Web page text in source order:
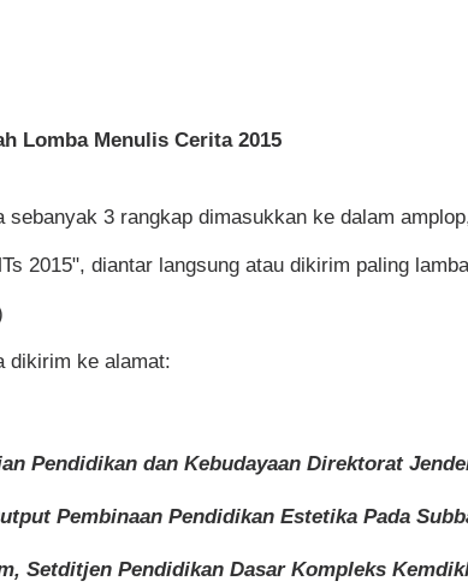
Lomba Menulis Cerita 2015
sebanyak 3 rangkap dimasukkan ke dalam
2015", diantar langsung atau dikirim paling
dikirim ke alamat:
Pendidikan dan Kebudayaan Direktorat
Pembinaan Pendidikan Estetika Pada
Setditjen Pendidikan Dasar Kompleks